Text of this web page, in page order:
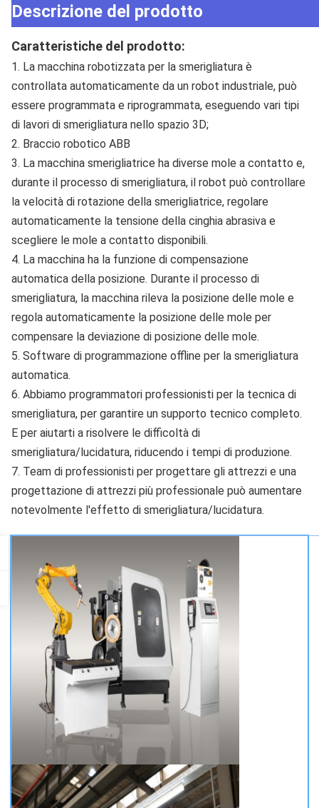
Descrizione del prodotto
Caratteristiche del prodotto:
1. La macchina robotizzata per la smerigliatura è
controllata automaticamente da un robot industriale, può
essere programmata e riprogrammata, eseguendo vari tipi
di lavori di smerigliatura nello spazio 3D;
2. Braccio robotico ABB
3. La macchina smerigliatrice ha diverse mole a contatto e,
durante il processo di smerigliatura, il robot può controllare
la velocità di rotazione della smerigliatrice, regolare
automaticamente la tensione della cinghia abrasiva e
scegliere le mole a contatto disponibili.
4. La macchina ha la funzione di compensazione
automatica della posizione. Durante il processo di
smerigliatura, la macchina rileva la posizione delle mole e
regola automaticamente la posizione delle mole per
compensare la deviazione di posizione delle mole.
5. Software di programmazione offline per la smerigliatura
automatica.
6. Abbiamo programmatori professionisti per la tecnica di
smerigliatura, per garantire un supporto tecnico completo.
E per aiutarti a risolvere le difficoltà di
smerigliatura/lucidatura, riducendo i tempi di produzione.
7. Team di professionisti per progettare gli attrezzi e una
progettazione di attrezzi più professionale può aumentare
notevolmente l'effetto di smerigliatura/lucidatura.